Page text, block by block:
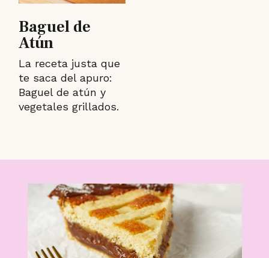
Baguel de
Atún
La receta justa que
te saca del apuro:
Baguel de atún y
vegetales grillados.